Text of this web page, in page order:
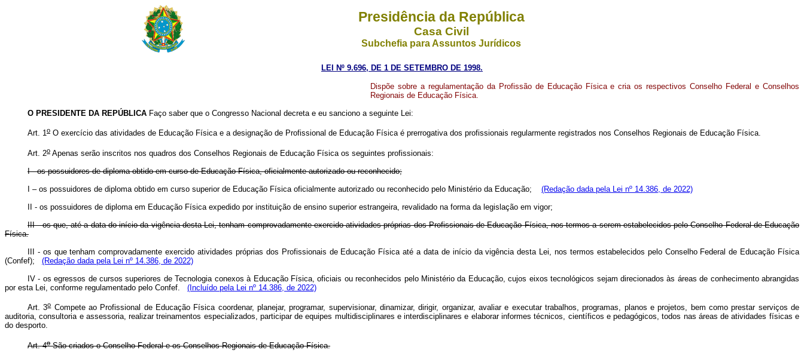
Presidência da República
Casa Civil
Subchefia para Assuntos Jurídicos
LEI Nº 9.696, DE 1 DE SETEMBRO DE 1998.
Dispõe sobre a regulamentação da Profissão de Educação Física e cria os respectivos Conselho Federal e Conselhos
Regionais de Educação Física.
O PRESIDENTE DA REPÚBLICA Faço saber que o Congresso Nacional decreta e eu sanciono a seguinte Lei:
Art. 1o O exercício das atividades de Educação Física e a designação de Profissional de Educação Física é prerrogativa dos profissionais regularmente registrados nos Conselhos Regionais de Educação Física.
Art. 2o Apenas serão inscritos nos quadros dos Conselhos Regionais de Educação Física os seguintes profissionais:
I - os possuidores de diploma obtido em curso de Educação Física, oficialmente autorizado ou reconhecido;
I – os possuidores de diploma obtido em curso superior de Educação Física oficialmente autorizado ou reconhecido pelo Ministério da Educação; (Redação dada pela Lei nº 14.386, de 2022)
II - os possuidores de diploma em Educação Física expedido por instituição de ensino superior estrangeira, revalidado na forma da legislação em vigor;
III - os que, até a data do início da vigência desta Lei, tenham comprovadamente exercido atividades próprias dos Profissionais de Educação Física, nos termos a serem estabelecidos pelo Conselho Federal de Educação
Física.
III - os que tenham comprovadamente exercido atividades próprias dos Profissionais de Educação Física até a data de início da vigência desta Lei, nos termos estabelecidos pelo Conselho Federal de Educação Física
(Confef); (Redação dada pela Lei nº 14.386, de 2022)
IV - os egressos de cursos superiores de Tecnologia conexos à Educação Física, oficiais ou reconhecidos pelo Ministério da Educação, cujos eixos tecnológicos sejam direcionados às áreas de conhecimento abrangidas
por esta Lei, conforme regulamentado pelo Confef. (Incluído pela Lei nº 14.386, de 2022)
Art. 3oCompete ao Profissional de Educação Física coordenar, planejar, programar, supervisionar, dinamizar, dirigir, organizar, avaliar e executar trabalhos, programas, planos e projetos, bem como prestar serviços de
auditoria, consultoria e assessoria, realizar treinamentos especializados, participar de equipes multidisciplinares e interdisciplinares e elaborar informes técnicos, científicos e pedagógicos, todos nas áreas de atividades físicas e
do desporto.
Art. 4oSão criados o Conselho Federal e os Conselhos Regionais de Educação Física.